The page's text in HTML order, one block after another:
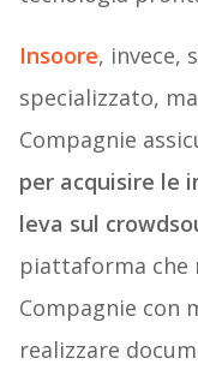
Insoore, invece,
specializzato,
Compagnie
per acquisire le
leva sul
piattaforma
Compagnie con
realizzare